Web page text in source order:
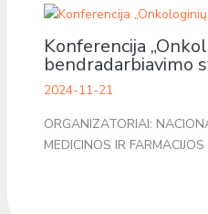
Konferencija
bendradarbiavimo
2024-11-21
ORGANIZATORIAI:
MEDICINOS IR